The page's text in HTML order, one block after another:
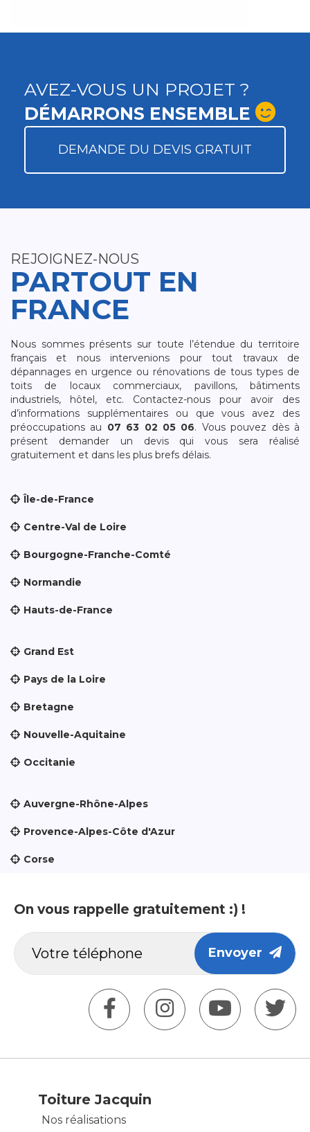
AVEZ-VOUS UN PROJET ?
DÉMARRONS ENSEMBLE
DEMANDE DU DEVIS GRATUIT
REJOIGNEZ-NOUS
PARTOUT EN
FRANCE
Nous sommes présents sur toute l’étendue du territoire
français et nous intervenions pour tout travaux de
dépannages en urgence ou rénovations de tous types de
toits de locaux commerciaux, pavillons, bâtiments
industriels, hôtel, etc. Contactez-nous pour avoir des
d’informations supplémentaires ou que vous avez des
préoccupations au 07 63 02 05 06. Vous pouvez dès à
présent demander un devis qui vous sera réalisé
gratuitement et dans les plus brefs délais.
Île-de-France
Centre-Val de Loire
Bourgogne-Franche-Comté
Normandie
Hauts-de-France
Grand Est
Pays de la Loire
Bretagne
Nouvelle-Aquitaine
Occitanie
Auvergne-Rhône-Alpes
Provence-Alpes-Côte d'Azur
Corse
On vous rappelle gratuitement :) !
Envoyer
Toiture Jacquin
Nos réalisations